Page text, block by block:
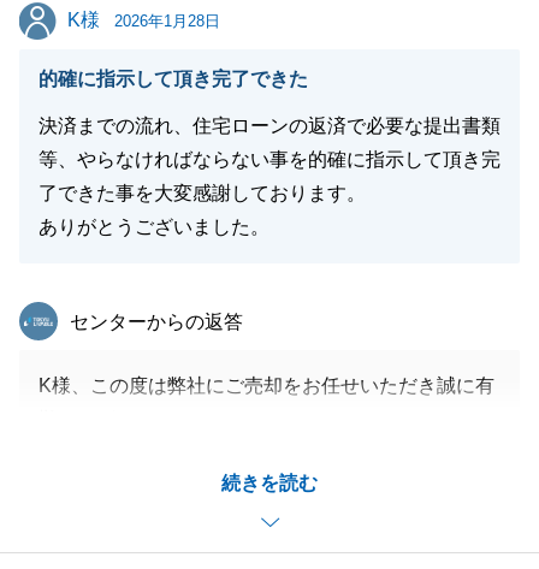
うございました。
閉じる
K様
K様 2026年1月28日
的確に指示して頂き完了できた
決済までの流れ、住宅ローンの返済で必要な提出書類
等、やらなければならない事を的確に指示して頂き完
了できた事を大変感謝しております。
ありがとうございました。
続きを読む
東急リバブル
センターからの返答
K様、この度は弊社にご売却をお任せいただき誠に有
K様にも書類の準備などご尽力いただいたおかげでご
ざいます。